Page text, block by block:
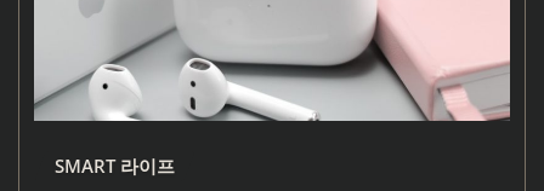
SMART 라이프